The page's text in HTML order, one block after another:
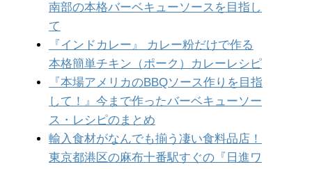
南部の本格バーベキューソースを目指し
て
『インドカレー』 カレー粉だけで作る
本格簡単チキン（ポーク）カレーレシピ
『本場アメリカのBBQソース作りを目指
して！』今まで作ったバーベキューソー
ス・レシピのまとめ
輸入食材がなんでも揃う凄い食料品店！
東京都港区の麻布十番駅すぐの『日進ワ